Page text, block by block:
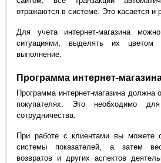
отражаются в системе. Это касается и
Для учета интернет-магазина
ситуациями, выделять их цветом
выполнение.
Программа интернет-
Программа интернет-магазина
покупателях. Это необходимо
сотрудничества.
При работе с клиентами вы можете
системы показателей, а затем
возвратов и других аспектов